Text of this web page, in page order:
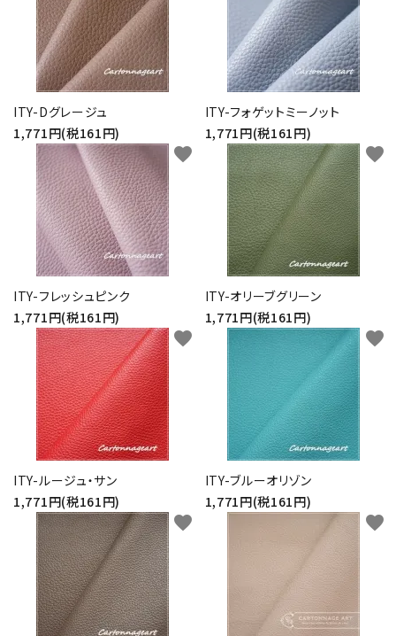
ITY-Dグレージュ
1,771円(税161円)
ITY-フォゲットミーノット
1,771円(税161円)
ITY-フレッシュピンク
1,771円(税161円)
favorite
ITY-オリーブグリーン
1,771円(税161円)
favorite
ITY-ルージュ・サン
1,771円(税161円)
favorite
ITY-ブルーオリゾン
1,771円(税161円)
favorite
favorite favorite